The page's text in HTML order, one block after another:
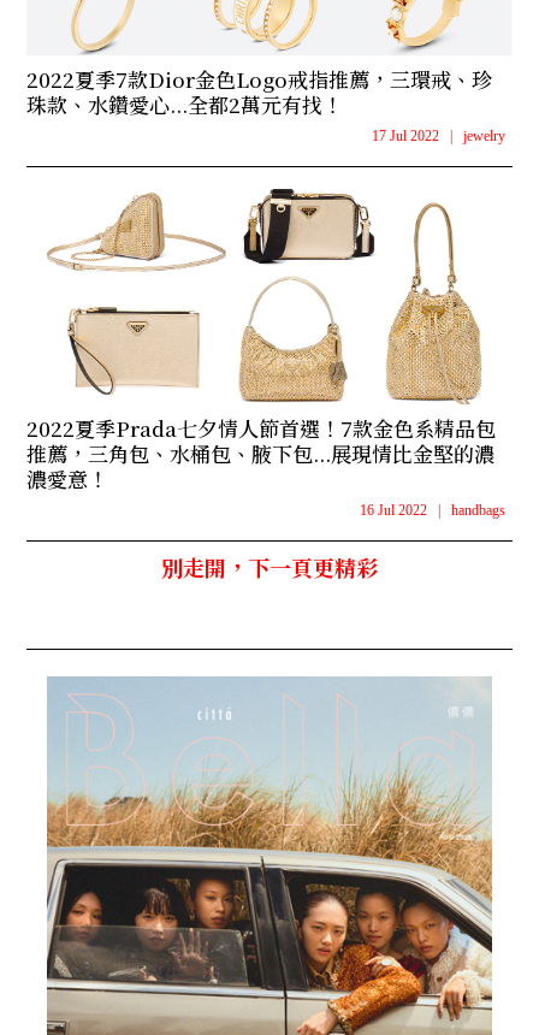
2022夏季7款Dior金色Logo戒指推薦，三環戒、珍
珠款、水鑽愛心...全都2萬元有找！
17 Jul 2022 jewelry
2022夏季Prada七夕情人節首選！7款金色系精品包
推薦，三角包、水桶包、腋下包...展現情比金堅的濃
濃愛意！
16 Jul 2022 handbags
別走開，下一頁更精彩